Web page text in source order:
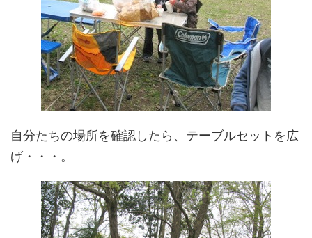
自分たちの場所を確認したら、テーブルセットを広
げ・・・。